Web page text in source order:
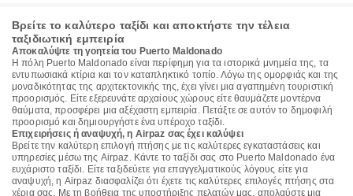
Βρείτε το καλύτερο ταξίδι και αποκτήστε την τέλεια
ταξιδιωτική εμπειρία
Αποκαλύψτε τη γοητεία του Puerto Maldonado
Η πόλη Puerto Maldonado είναι περίφημη για τα ιστορικά μνημεία της, τα
εντυπωσιακά κτίρια και τον καταπληκτικό τοπίο. Λόγω της ομορφιάς και της
μοναδικότητας της αρχιτεκτονικής της, έχει γίνει μια αγαπημένη τουριστική
προορισμός. Είτε εξερευνάτε αρχαίους χώρους είτε θαυμάζετε μοντέρνα
θαύματα, προσφέρει μια αξέχαστη εμπειρία. Πετάξτε σε αυτόν το δημοφιλή
προορισμό και δημιουργήστε ένα υπέροχο ταξίδι.
Επιχειρήσεις ή αναψυχή, η Airpaz σας έχει καλύψει
Βρείτε την καλύτερη επιλογή πτήσης με τις καλύτερες εγκαταστάσεις και
υπηρεσίες μέσω της Airpaz. Κάντε το ταξίδι σας στο Puerto Maldonado ένα
ευχάριστο ταξίδι. Είτε ταξιδεύετε για επαγγελματικούς λόγους είτε για
αναψυχή, η Airpaz διασφαλίζει ότι έχετε τις καλύτερες επιλογές πτήσης στα
χέρια σας. Με τη βοήθεια της υποστήριξης πελατών μας, απολαύστε μια